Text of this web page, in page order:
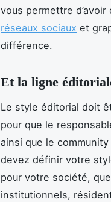
vous permettre
réseaux sociaux et
différence.
Et la ligne
Le style éditorial doit
pour que le
ainsi que le
devez définir votre
pour votre société,
institutionnels,